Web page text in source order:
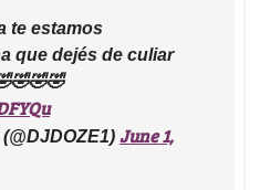
te estamos
que dejés de culiar
June 1,